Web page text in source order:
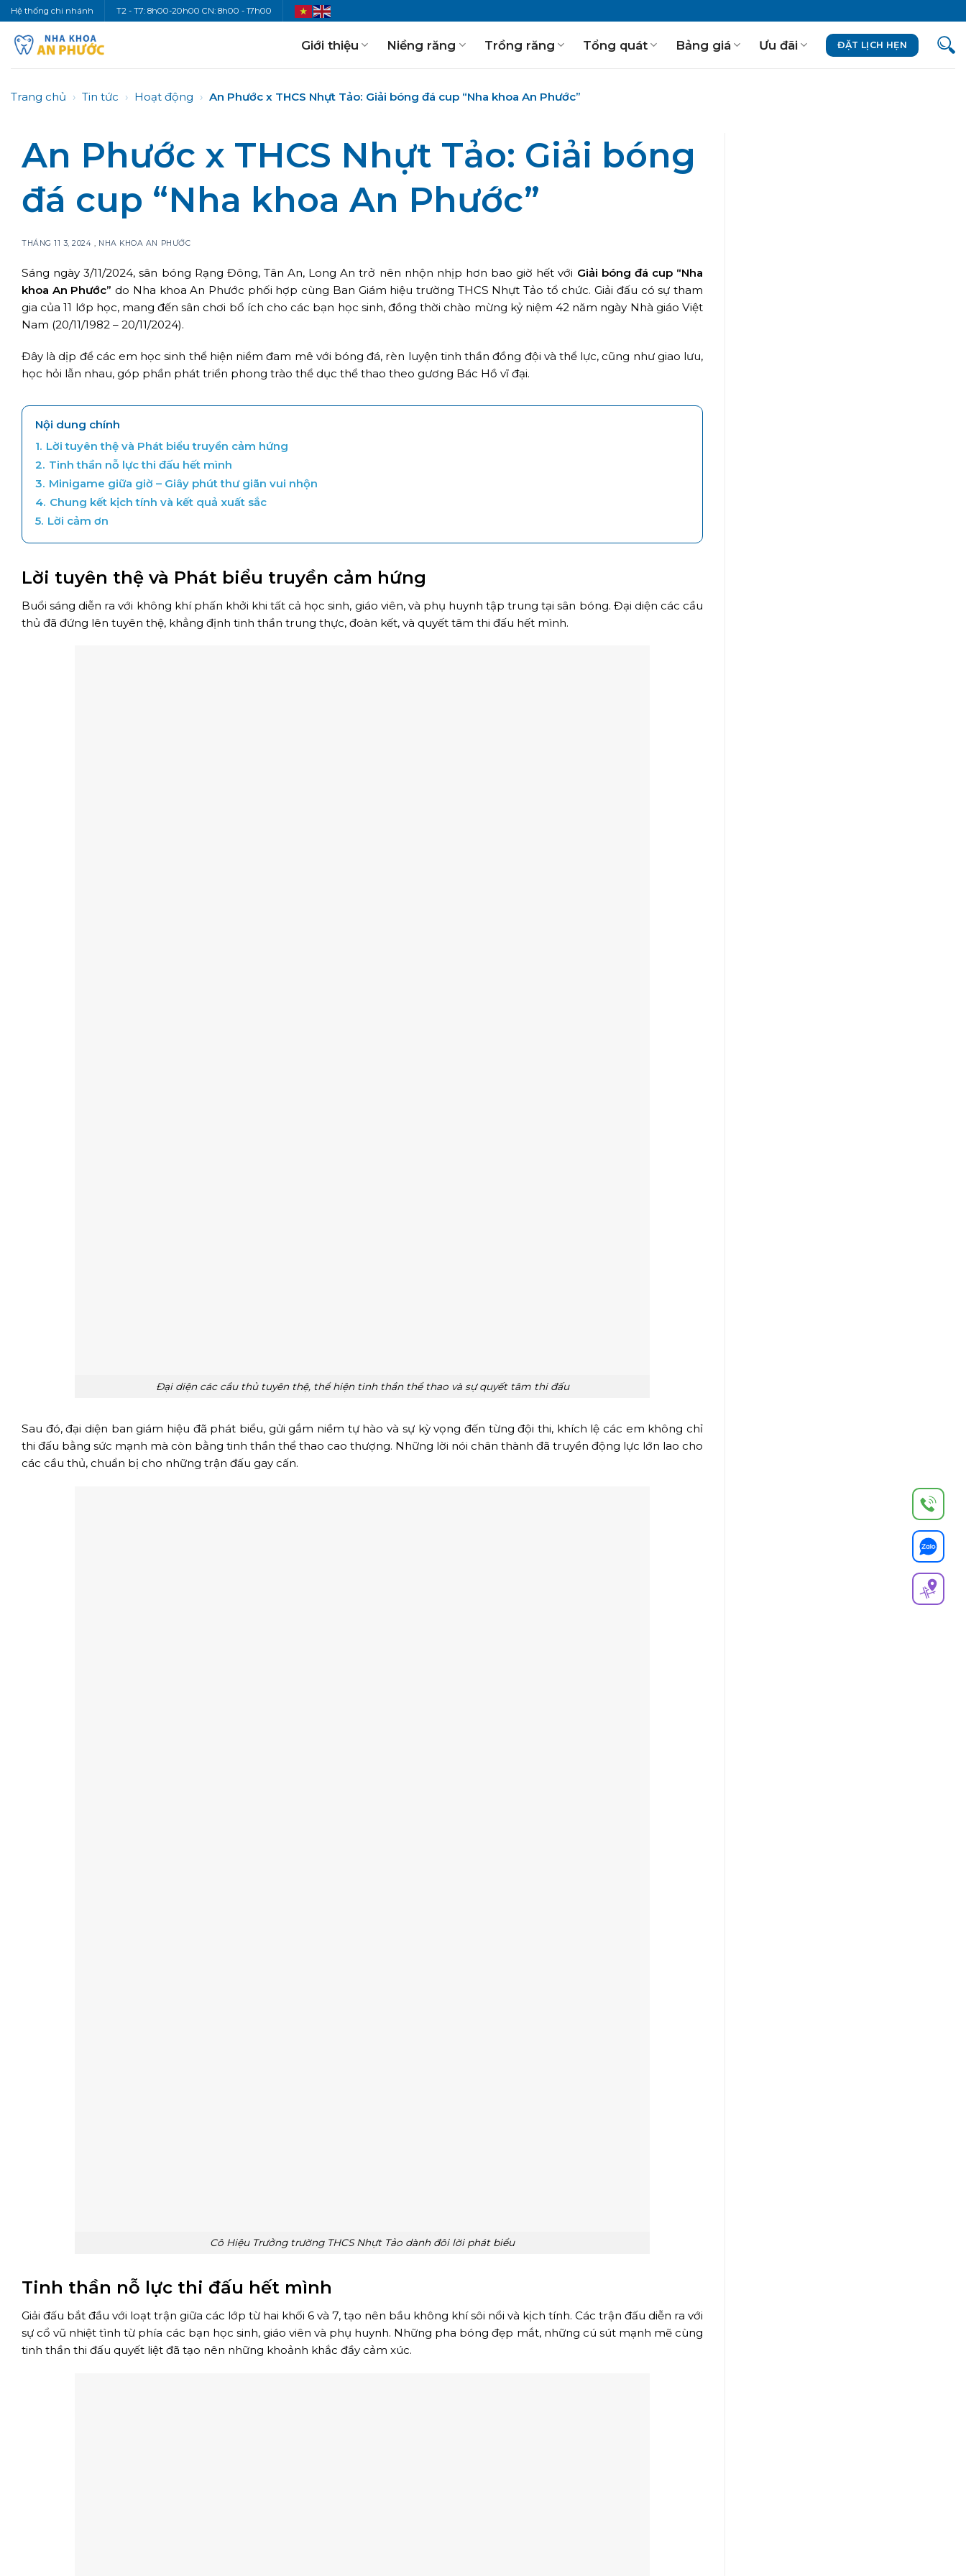
Bỏ
qua
nội
Hệ thống chi nhánh T2 - T7: 8h00-20h00 CN: 8h00 - 17h00
Giới thiệu Niềng răng Trồng răng Tổng quát Bảng giá Ưu đãi ĐẶT LỊCH HẸN
Trang chủ › Tin tức › Hoạt động › An Phước x THCS Nhựt Tảo: Giải bóng đá cup “Nha khoa An Phước”
An Phước x THCS Nhựt Tảo: Giải bóng
đá cup “Nha khoa An Phước”
THÁNG 11 3, 2024 , NHA KHOA AN PHƯỚC
Sáng ngày 3/11/2024, sân bóng Rạng Đông, Tân An, Long An trở nên nhộn nhịp hơn bao giờ hết với Giải bóng đá cup “Nha
khoa An Phước” do Nha khoa An Phước phối hợp cùng Ban Giám hiệu trường THCS Nhựt Tảo tổ chức. Giải đấu có sự tham
gia của 11 lớp học, mang đến sân chơi bổ ích cho các bạn học sinh, đồng thời chào mừng kỷ niệm 42 năm ngày Nhà giáo Việt
Nam (20/11/1982 – 20/11/2024).
Đây là dịp để các em học sinh thể hiện niềm đam mê với bóng đá, rèn luyện tinh thần đồng đội và thể lực, cũng như giao lưu,
học hỏi lẫn nhau, góp phần phát triển phong trào thể dục thể thao theo gương Bác Hồ vĩ đại.
Nội dung chính
1. Lời tuyên thệ và Phát biểu truyền cảm hứng
2. Tinh thần nỗ lực thi đấu hết mình
3. Minigame giữa giờ – Giây phút thư giãn vui nhộn
4. Chung kết kịch tính và kết quả xuất sắc
5. Lời cảm ơn
Lời tuyên thệ và Phát biểu truyền cảm hứng
Buổi sáng diễn ra với không khí phấn khởi khi tất cả học sinh, giáo viên, và phụ huynh tập trung tại sân bóng. Đại diện các cầu
thủ đã đứng lên tuyên thệ, khẳng định tinh thần trung thực, đoàn kết, và quyết tâm thi đấu hết mình.
Đại diện các cầu thủ tuyên thệ, thể hiện tinh thần thể thao và sự quyết tâm thi đấu
Sau đó, đại diện ban giám hiệu đã phát biểu, gửi gắm niềm tự hào và sự kỳ vọng đến từng đội thi, khích lệ các em không chỉ
thi đấu bằng sức mạnh mà còn bằng tinh thần thể thao cao thượng. Những lời nói chân thành đã truyền động lực lớn lao cho
các cầu thủ, chuẩn bị cho những trận đấu gay cấn.
Cô Hiệu Trưởng trường THCS Nhựt Tảo dành đôi lời phát biểu
Tinh thần nỗ lực thi đấu hết mình
Giải đấu bắt đầu với loạt trận giữa các lớp từ hai khối 6 và 7, tạo nên bầu không khí sôi nổi và kịch tính. Các trận đấu diễn ra với
sự cổ vũ nhiệt tình từ phía các bạn học sinh, giáo viên và phụ huynh. Những pha bóng đẹp mắt, những cú sút mạnh mẽ cùng
tinh thần thi đấu quyết liệt đã tạo nên những khoảnh khắc đầy cảm xúc.